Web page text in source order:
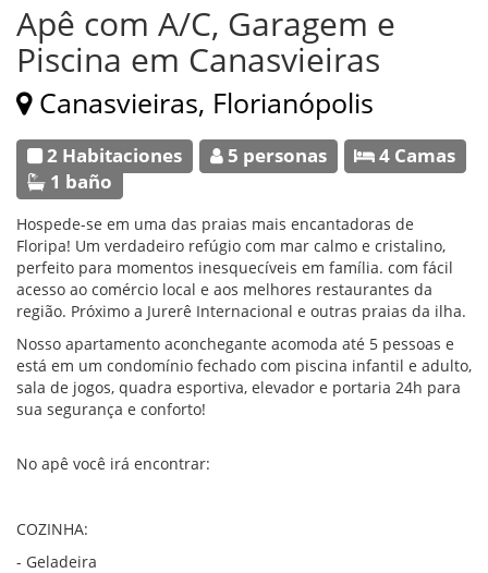
Apê com A/C, Garagem e
Piscina em Canasvieiras
Canasvieiras, Florianópolis
2 Habitaciones 5 personas
4 Camas
1 baño
Hospede-se em uma das praias mais encantadoras de
Floripa! Um verdadeiro refúgio com mar calmo e cristalino,
perfeito para momentos inesquecíveis em família. com fácil
acesso ao comércio local e aos melhores restaurantes da
região. Próximo a Jurerê Internacional e outras praias da ilha.
Nosso apartamento aconchegante acomoda até 5 pessoas e
está em um condomínio fechado com piscina infantil e adulto,
sala de jogos, quadra esportiva, elevador e portaria 24h para
sua segurança e conforto!
No apê você irá encontrar:
COZINHA:
- Geladeira